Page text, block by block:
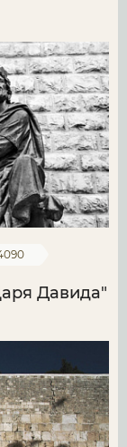
Давида"